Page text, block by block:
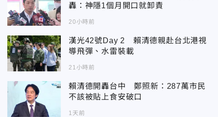
轟：神隱1個月開口就卸責
20小時前
漢光42號Day 2 賴清德親赴台北港視
導飛彈、水雷裝載
21小時前
賴清德開轟台中 鄭照新：287萬市民
不該被貼上食安破口
1天前